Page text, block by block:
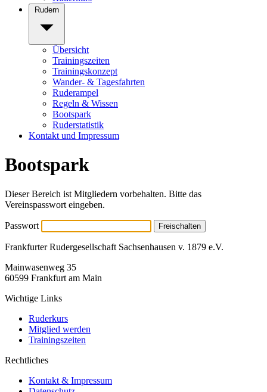
Rudern
Übersicht
Trainingszeiten
Trainingskonzept
Wander- & Tagesfahrten
Ruderampel
Regeln & Wissen
Bootspark
Ruderstatistik
Kontakt und Impressum
Bootspark
Dieser Bereich ist Mitgliedern vorbehalten. Bitte das
Vereinspasswort eingeben.
Passwort Freischalten
Frankfurter Rudergesellschaft Sachsenhausen v. 1879 e.V.
Mainwasenweg 35
60599 Frankfurt am Main
Wichtige Links
Ruderkurs
Mitglied werden
Trainingszeiten
Rechtliches
Kontakt & Impressum